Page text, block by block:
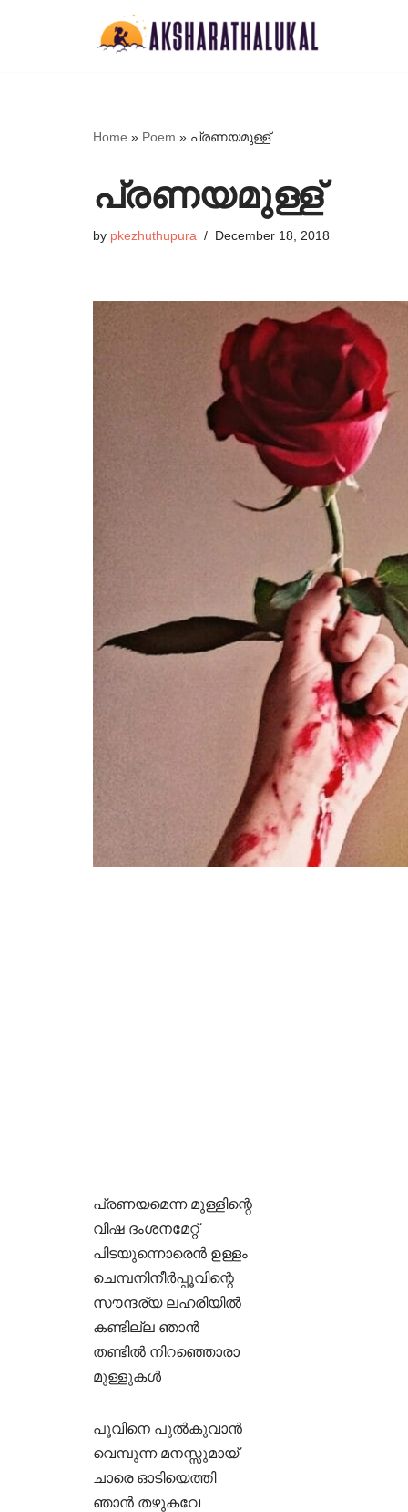
Home » Poem » പ്രണയമുള്ള്
പ്രണയമുള്ള്
by pkezhuthupura December 18, 2018
പ്രണയമെന്ന മുള്ളിന്റെ
വിഷ ദംശനമേറ്റ്
പിടയുന്നൊരെൻ ഉള്ളം
ചെമ്പനിനീർപ്പൂവിന്റെ
സൗന്ദര്യ ലഹരിയിൽ
കണ്ടില്ല ഞാൻ
തണ്ടിൽ നിറഞ്ഞൊരാ
മുള്ളുകൾ
പൂവിനെ പുൽകുവാൻ
വെമ്പുന്ന മനസ്സുമായ്
ചാരെ ഓടിയെത്തി
ഞാൻ തഴുകവേ